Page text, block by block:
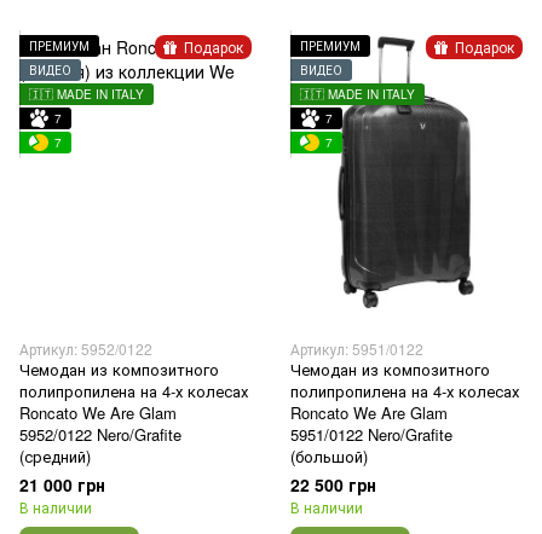
Подарок
ПРЕМИУМ
ВИДЕО
🇮🇹 MADE IN ITALY
7
7
Артикул: 5952/0122
Чемодан из композитного
полипропилена на 4-х колесах
Roncato We Are Glam
5952/0122 Nero/Grafite
(средний)
21 000 грн
В наличии
Подарок
ПРЕМИУМ
ВИДЕО
🇮🇹 MADE IN ITALY
7
7
Артикул: 5951/0122
Чемодан из композитного
полипропилена на 4-х колесах
Roncato We Are Glam
5951/0122 Nero/Grafite
(большой)
22 500 грн
В наличии